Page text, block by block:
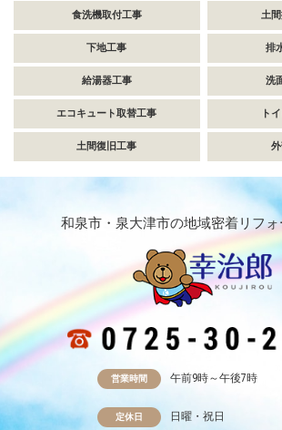
食洗機取付工事 土
下地工事 排
給湯器工事 洗
エコキュート取替工事 ト
土間復旧工事
和泉市・泉大津市の地域密着リフ
営業時間 午前9時～午後7時
定休日 日曜・祝日